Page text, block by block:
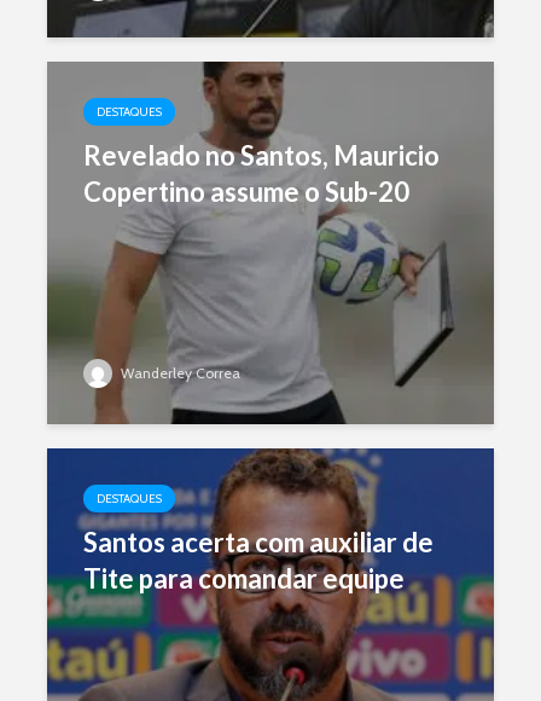
DESTAQUES
Revelado no Santos, Mauricio
Copertino assume o Sub-20
Wanderley Correa
DESTAQUES
Santos acerta com auxiliar de
Tite para comandar equipe